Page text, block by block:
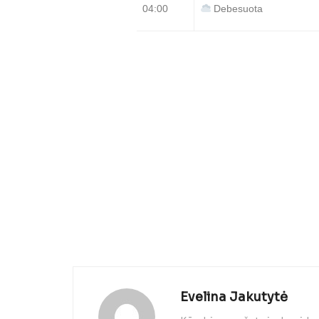
04:00 Debesuota
Evelina Jakutytė